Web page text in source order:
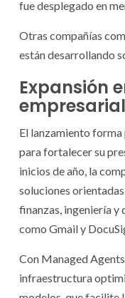
fue desplegado en
Otras compañías
están desarrollando
Expansión
empresarial
El lanzamiento
para fortalecer su
inicios de año, la
soluciones
finanzas, ingeniería y
como Gmail y
Con Managed
infraestructura